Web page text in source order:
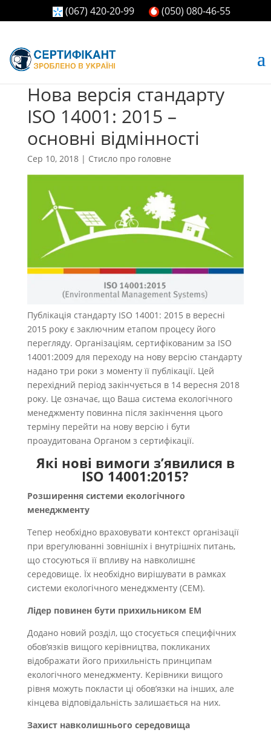
(067) 420-20-99 (050) 080-46-55
Нова версія стандарту
ISO 14001: 2015 –
основні відмінності
Сер 10, 2018| Стисло про головне
Публікація стандарту ISO 14001: 2015 в вересні
2015 року є заключним етапом процесу його
перегляду. Організаціям, сертифікованим за ISO
14001:2009 для переходу на нову версію стандарту
надано три роки з моменту її публікації. Цей
перехідний період закінчується в 14 вересня 2018
року. Це означає, що Ваша система екологічного
менеджменту повинна після закінчення цього
терміну перейти на нову версію і бути
проаудитована Органом з сертифікації.
Які нові вимоги з’явилися в
ISO 14001:2015?
Розширення системи екологічного
менеджменту
Тепер необхідно враховувати контекст організації
при врегулюванні зовнішніх і внутрішніх питань,
що стосуються її впливу на навколишнє
середовище. Їх необхідно вирішувати в рамках
системи екологічного менеджменту (СЕМ).
Лідер повинен бути прихильником ЕМ
Додано новий розділ, що стосується специфічних
обов’язків вищого керівництва, покликаних
відображати його прихильність принципам
екологічного менеджменту. Керівники вищого
рівня можуть покласти ці обов’язки на інших, але
кінцева відповідальність залишається на них.
Захист навколишнього середовища